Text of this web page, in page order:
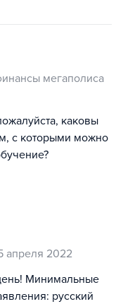
мегаполиса
каковы
с которыми можно
апреля 2022
Минимальные
русский